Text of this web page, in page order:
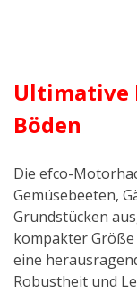
Ultimative
Böden
Die efco-
Gemüsebeeten,
Grundstücken
kompakter
eine
Robustheit und